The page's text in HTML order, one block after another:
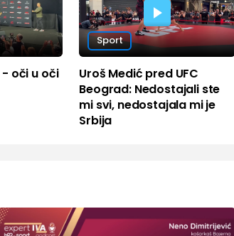
- oči u oči
Sport
Uroš Medić pred UFC
Beograd: Nedostajali ste
mi svi, nedostajala mi je
Srbija